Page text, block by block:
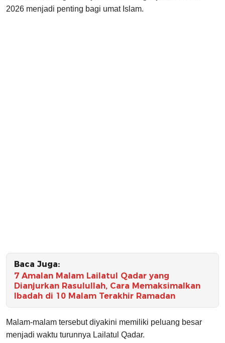
2026 menjadi penting bagi umat Islam.
Baca Juga:
7 Amalan Malam Lailatul Qadar yang
Dianjurkan Rasulullah, Cara Memaksimalkan
Ibadah di 10 Malam Terakhir Ramadan
Malam-malam tersebut diyakini memiliki peluang besar
menjadi waktu turunnya Lailatul Qadar.